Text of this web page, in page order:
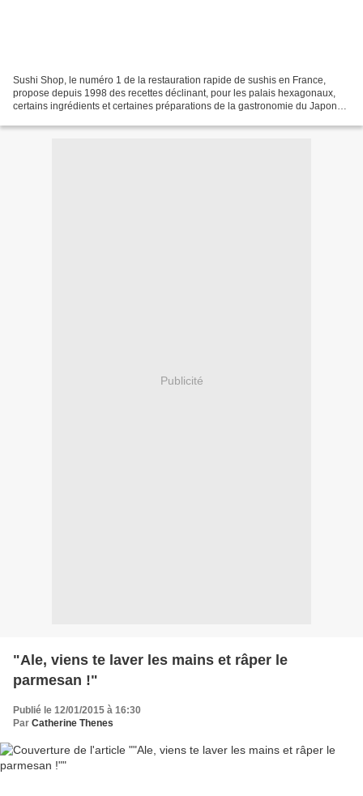
Sushi Shop, le numéro 1 de la restauration rapide de sushis en France,
propose depuis 1998 des recettes déclinant, pour les palais hexagonaux,
certains ingrédients et certaines préparations de la gastronomie du Japon
Publicité
"Ale, viens te laver les mains et râper le
parmesan !"
Publié le 12/01/2015 à 16:30
Par Catherine Thenes